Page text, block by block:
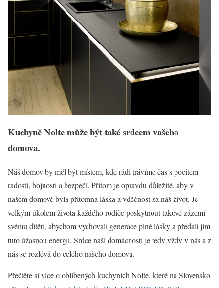
Kuchyně Nolte může být také srdcem vašeho
domova.
Náš domov by měl být místem, kde rádi trávíme čas s pocitem
radosti, hojnosti a bezpečí. Přitom je opravdu důležité, aby v
našem domově byla přítomna láska a vděčnost za náš život. Je
velkým úkolem života každého rodiče poskytnout takové zázemí
svému dítěti, abychom vychovali generace plné lásky a předali jim
tuto úžasnou energii. Srdce naší domácnosti je tedy vždy v nás a z
nás se rozlévá do celého našeho domova.
Přečtěte si více o oblíbených kuchyních Nolte, které na Slovensko